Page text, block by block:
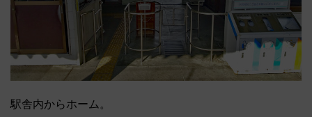
駅舎内からホーム。